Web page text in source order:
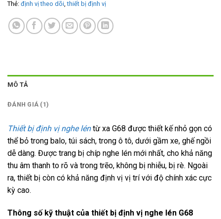
Thẻ: định vị theo dõi,thiết bị định vị
MÔ TẢ
ĐÁNH GIÁ (1)
Thiết bị định vị nghe léntừ xa G68 được thiết kế nhỏ gọn có
thể bỏ trong balo, túi sách, trong ô tô, dưới gầm xe, ghế ngồi
dễ dàng. Được trang bị chíp nghe lén mới nhất, cho khả năng
thu âm thanh to rõ và trong trẽo, không bị nhiễu, bị rè. Ngoài
ra, thiết bị còn có khả năng định vị vị trí với độ chính xác cực
kỳ cao.
Thông số kỹ thuật của thiết bị định vị nghe lén G68